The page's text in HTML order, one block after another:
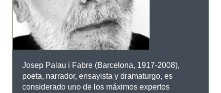
Josep Palau i Fabre (Barcelona, ​​1917-2008),
poeta, narrador, ensayista y dramaturgo, es
considerado uno de los máximos expertos